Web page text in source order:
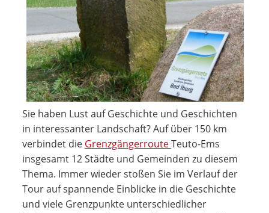
Sie haben Lust auf Geschichte und Geschichten
in interessanter Landschaft? Auf über 150 km
verbindet die GrenzgängerrouteTeuto-Ems
insgesamt 12 Städte und Gemeinden zu diesem
Thema. Immer wieder stoßen Sie im Verlauf der
Tour auf spannende Einblicke in die Geschichte
und viele Grenzpunkte unterschiedlicher